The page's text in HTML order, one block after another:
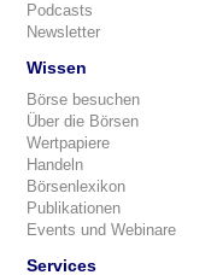
Podcasts
Newsletter
Wissen
Börse besuchen
Über die Börsen
Wertpapiere
Handeln
Börsenlexikon
Publikationen
Events und Webinare
Services